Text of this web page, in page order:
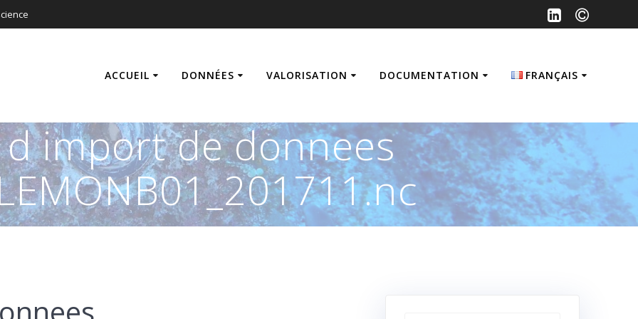
ACCUEIL DONNÉES VALORISATION DOCUMENTATION FRANÇAIS
English
d import de donnees